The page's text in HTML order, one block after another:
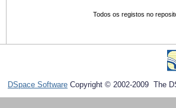
Todos os registos no
DSpace Software Copyright © 2002-2009 The